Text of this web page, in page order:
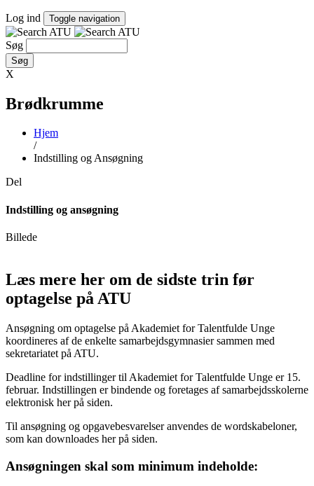
Log ind Toggle navigation
Søg
X
Brødkrumme
Hjem
/
Indstilling og Ansøgning
Del
Indstilling og ansøgning
Billede
Læs mere her om de sidste trin før
optagelse på ATU
Ansøgning om optagelse på Akademiet for Talentfulde Unge
koordineres af de enkelte samarbejdsgymnasier sammen med
sekretariatet på ATU.
Deadline for indstillinger til Akademiet for Talentfulde Unge er 15.
februar. Indstillingen er bindende og foretages af samarbejdsskolerne
elektronisk her på siden.
Til ansøgning og opgavebesvarelser anvendes de wordskabeloner,
som kan downloades her på siden.
Ansøgningen skal som minimum indeholde: